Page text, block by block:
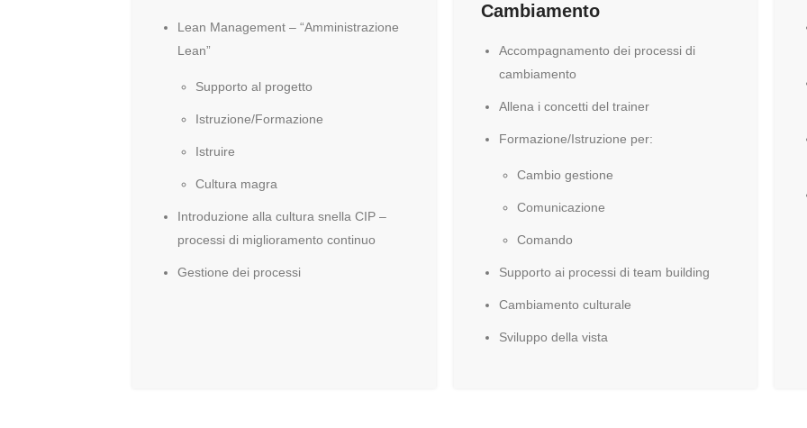
Lean Management – ​​“Amministrazione
Lean”
Supporto al progetto
Istruzione/Formazione
Istruire
Cultura magra
Introduzione alla cultura snella CIP –
processi di miglioramento continuo
Gestione dei processi
Cambiamento
Accompagnamento dei processi di
cambiamento
Allena i concetti del trainer
Formazione/Istruzione per:
Cambio gestione
Comunicazione
Comando
Supporto ai processi di team building
Cambiamento culturale
Sviluppo della vista